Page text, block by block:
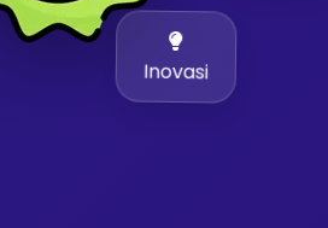
Inovasi